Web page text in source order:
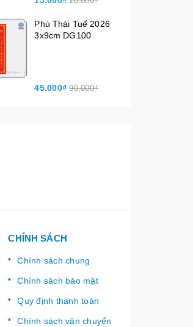
Phù Thái Tuế 2026
3x9cm DG100
45.000₫ 90.000₫
CHÍNH SÁCH
Chính sách chung
Chính sách bảo mật
Quy định thanh toán
Chính sách vận chuyển